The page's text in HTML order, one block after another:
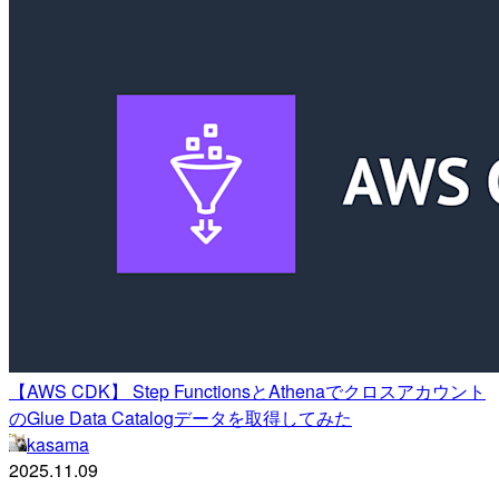
【AWS CDK】 Step FunctionsとAthenaでクロスアカウント
のGlue Data Catalogデータを取得してみた
kasama
2025.11.09